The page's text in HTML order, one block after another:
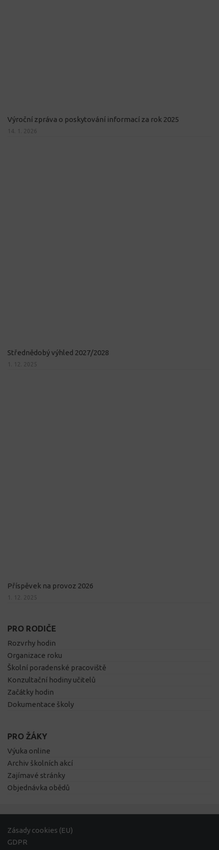
Výroční zpráva o poskytování informací za rok 2025
14. 1. 2026
Střednědobý výhled 2027/2028
1. 12. 2025
Příspěvek na provoz 2026
1. 12. 2025
PRO RODIČE
Rozvrhy hodin
Organizace roku
Školní poradenské pracoviště
Konzultační hodiny učitelů
Začátky hodin
Dokumentace školy
PRO ŽÁKY
Výuka online
Archiv školních akcí
Zajímavé stránky
Objednávka obědů
Zásady cookies (EU)
GDPR